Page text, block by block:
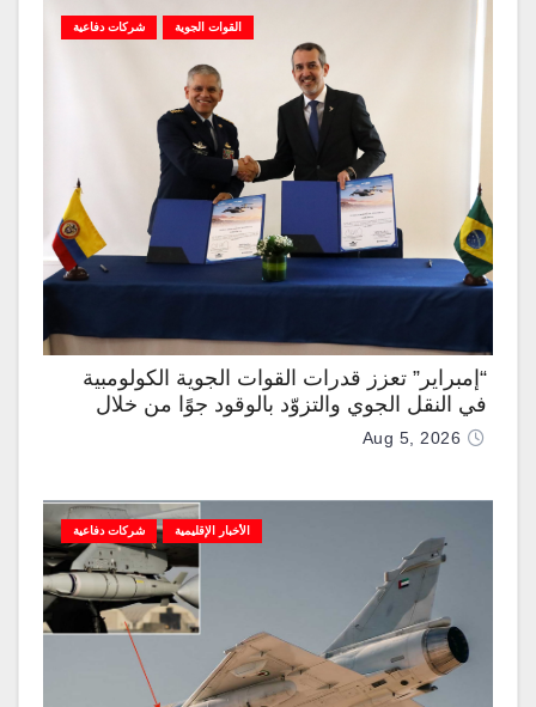
القوات الجوية شركات دفاعية
“إمبراير” تعزز قدرات القوات الجوية الكولومبية
في النقل الجوي والتزوّد بالوقود جوًا من خلال
تزويدها بطائرتي “كيه سي-390 ميلينيوم”
Aug 5, 2026
الأخبار الإقليمية شركات دفاعية